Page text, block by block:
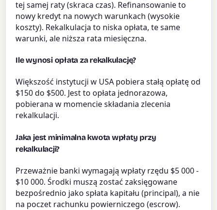
tej samej raty (skraca czas). Refinansowanie to
nowy kredyt na nowych warunkach (wysokie
koszty). Rekalkulacja to niska opłata, te same
warunki, ale niższa rata miesięczna.
Ile wynosi opłata za rekalkulację?
Większość instytucji w USA pobiera stałą opłatę od
$150 do $500. Jest to opłata jednorazowa,
pobierana w momencie składania zlecenia
rekalkulacji.
Jaka jest minimalna kwota wpłaty przy
rekalkulacji?
Przeważnie banki wymagają wpłaty rzędu $5 000 -
$10 000. Środki muszą zostać zaksięgowane
bezpośrednio jako spłata kapitału (principal), a nie
na poczet rachunku powierniczego (escrow).